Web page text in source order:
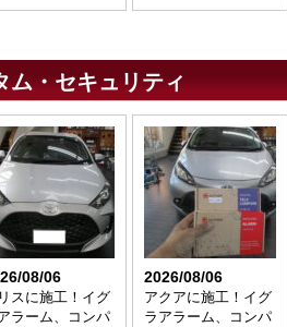
ム・セキュリティ
08/06
スに施工！イグ
ラーム、コンパ
2026/08/06
アクアに施工！イグ
ラアラーム、コンパ